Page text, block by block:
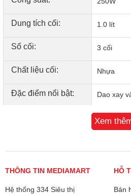
An toàn khi sử dụng
Bluestone BLB-5343
nhựa có khả năng chịu lực tốt,
giúp bạn có được sản phẩm bền
Chất liệu thép không gỉ sắc bén
nhuyễn các loại thực phẩm một
yên tâm hơn với sản phẩm.
Dung tích cối: 1.0 lít
Số cối: 3 cối
Chất liệu cối: Nhựa
Đặc điểm nổi bật: Dao xay
24
Xem
THÔNG TIN MEDIAMART
Hệ thống 334 Siêu thị
HỖ
Bán